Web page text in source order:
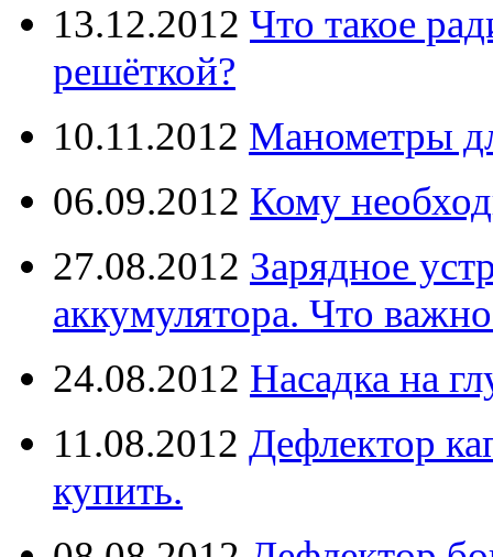
13.12.2012 Что такое
решёткой?
10.11.2012 Манометры
06.09.2012 Кому
27.08.2012 Зарядное
аккумулятора. Что
24.08.2012 Насадка на
11.08.2012 Дефлектор
купить.